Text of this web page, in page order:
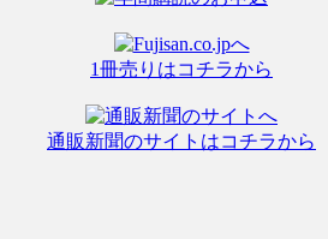
1冊売りはコチラから
通販新聞のサイトはコチラから